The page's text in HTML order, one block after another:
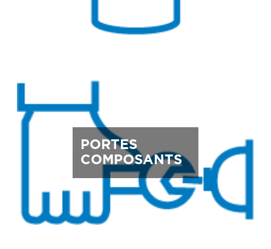
PORTES
COMPOSANTS